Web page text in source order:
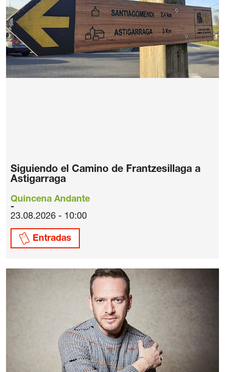
Siguiendo el Camino de Frantzesillaga a
Astigarraga
Quincena Andante
23.08.2026 - 10:00
Entradas